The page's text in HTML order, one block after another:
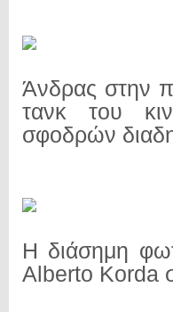
Άνδρας στην
τανκ του
σφοδρών
Η διάσημη
Alberto Korda